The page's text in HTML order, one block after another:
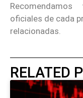
oficiales de cada
relacionadas.
RELATED